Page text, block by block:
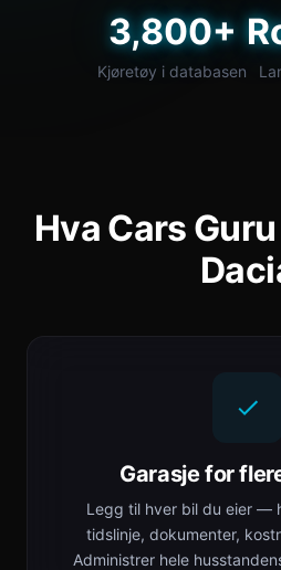
3,800+
Kjøretøy i databasen
Hva Cars
Garasje for
Legg til hver bil du eier —
tidslinje, dokumenter,
Administrer hele